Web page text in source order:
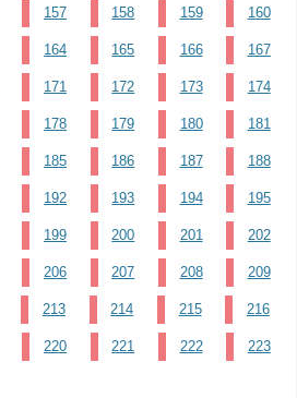
157 158 159 160
164 165 166 167
171 172 173 174
178 179 180 181
185 186 187 188
192 193 194 195
199 200 201 202
206 207 208 209
213 214 215 216
220 221 222 223